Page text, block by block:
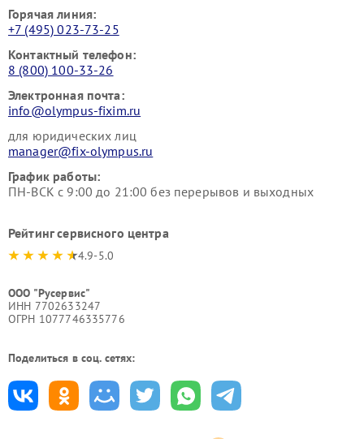
Горячая линия:
+7 (495) 023-73-25
Контактный телефон:
8 (800) 100-33-26
Электронная почта:
info@olympus-fixim.ru
для юридических лиц
manager@fix-olympus.ru
График работы:
ПН-ВСК с 9:00 до 21:00 без перерывов и выходных
Рейтинг сервисного центра
4.9-5.0
ООО "Русервис"
ИНН 7702633247
ОГРН 1077746335776
Поделиться в соц. сетях: